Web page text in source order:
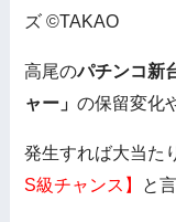
ズ ©TAKAO
高尾のパチンコ新
ャー」の保留変化
発生すれば大当た
S級チャンス】 と